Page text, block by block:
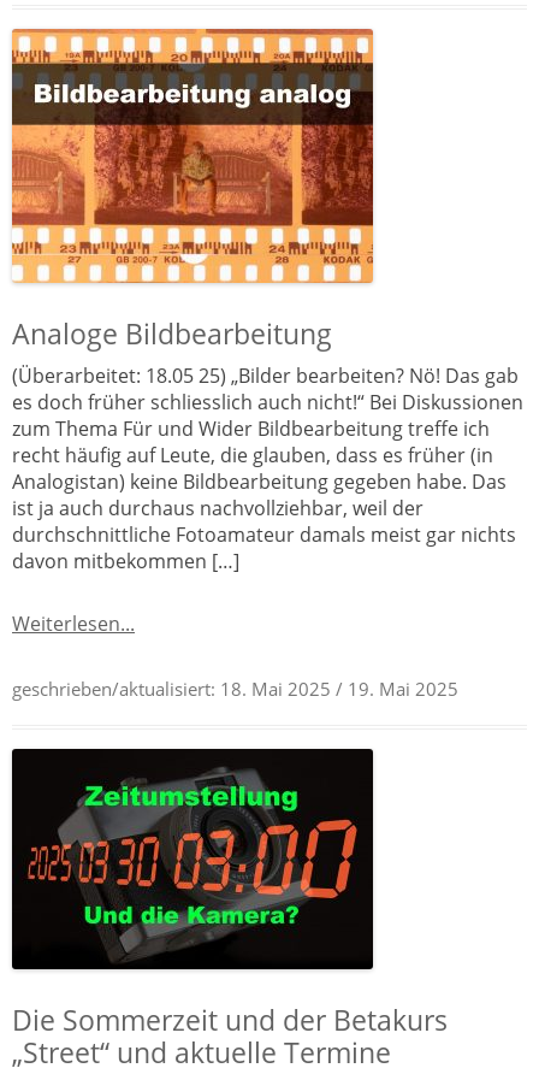
Analoge Bildbearbeitung
(Überarbeitet: 18.05 25) „Bilder bearbeiten? Nö! Das gab
es doch früher schliesslich auch nicht!“ Bei Diskussionen
zum Thema Für und Wider Bildbearbeitung treffe ich
recht häufig auf Leute, die glauben, dass es früher (in
Analogistan) keine Bildbearbeitung gegeben habe. Das
ist ja auch durchaus nachvollziehbar, weil der
durchschnittliche Fotoamateur damals meist gar nichts
davon mitbekommen […]
Weiterlesen...
geschrieben/aktualisiert: 18. Mai 2025 / 19. Mai 2025
Die Sommerzeit und der Betakurs
„Street“ und aktuelle Termine